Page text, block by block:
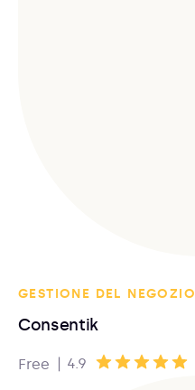
GESTIONE DEL NEGOZIO
Consentik
Free | 4.9